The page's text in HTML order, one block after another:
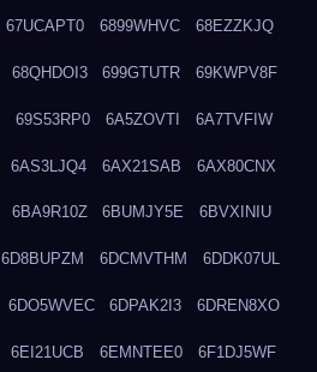
67UCAPT0 6899WHVC 68EZZKJQ
68QHDOI3 699GTUTR 69KWPV8F
69S53RP0 6A5ZOVTI 6A7TVFIW
6AS3LJQ4 6AX21SAB 6AX80CNX
6BA9R10Z 6BUMJY5E 6BVXINIU
6D8BUPZM 6DCMVTHM 6DDK07UL
6DO5WVEC 6DPAK2I3 6DREN8XO
6EI21UCB 6EMNTEE0 6F1DJ5WF